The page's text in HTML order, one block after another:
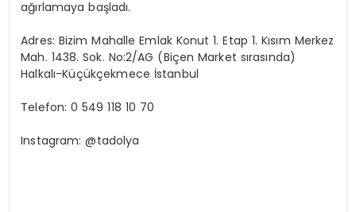
ağırlamaya başladı.
Adres: Bizim Mahalle Emlak Konut 1. Etap 1. Kısım Merkez
Mah. 1438. Sok. No:2/AG (Biçen Market sırasında)
Halkalı-Küçükçekmece İstanbul
Telefon: 0 549 118 10 70
Instagram: @tadolya